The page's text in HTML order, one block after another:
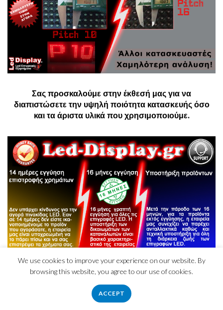
Σας προσκαλούμε στην έκθεσή μας για να
διαπιστώσετε την υψηλή ποιότητα κατασκευής όσο
και τα άριστα υλικά που χρησιμοποιούμε.
We use cookies to improve your experience on our website. By
browsing this website, you agree to our use of cookies.
ACCEPT